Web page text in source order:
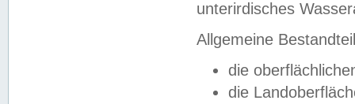
unterirdisches
Allgemeine
die
die